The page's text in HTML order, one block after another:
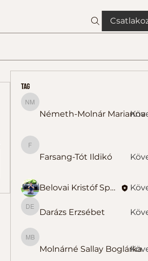
tag
Németh-Molnár Marianna
Németh-Molnár Marianna
Farsang-Tót Ildikó
Farsang-Tót Ildikó
Belovai Kristóf Sportedző
Darázs Erzsébet
Darázs Erzsébet
Molnárné Sallay Boglárka
Molnárné Sallay Boglárka